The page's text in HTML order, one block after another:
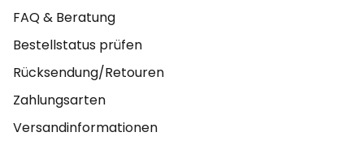
FAQ & Beratung
Bestellstatus prüfen
Rücksendung/Retouren
Zahlungsarten
Versandinformationen